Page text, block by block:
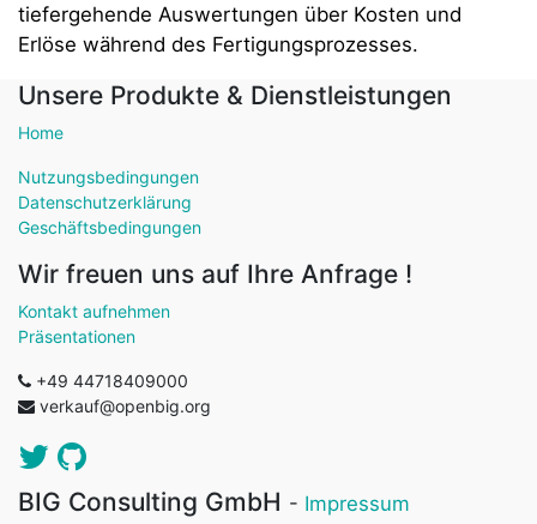
tiefergehende Auswertungen über Kosten und
Erlöse während des Fertigungsprozesses.
Unsere Produkte & Dienstleistungen
Home
Nutzungsbedingungen
Datenschutzerklärung
Geschäftsbedingungen
Wir freuen uns auf Ihre Anfrage !
Kontakt aufnehmen
Präsentationen
+49 44718409000
verkauf@openbig.org
BIG Consulting GmbH - Impressum